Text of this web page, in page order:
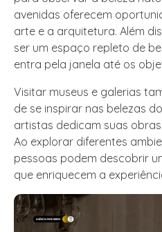
avenidas oferecem
arte e a arquitetura. Além
ser um espaço repleto de
entra pela janela até os
Visitar museus e galerias
de se inspirar nas belezas
artistas dedicam suas
Ao explorar diferentes
pessoas podem descobrir
que enriquecem a